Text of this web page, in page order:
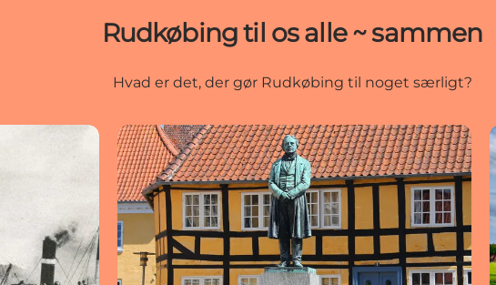
Rudkøbing til os alle ~ sammen
Hvad er det, der gør Rudkøbing til noget særligt?
Opdageren af Elektromagnetisme